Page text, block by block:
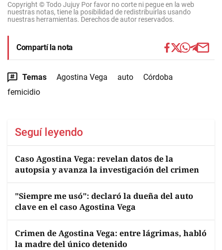
Copyright © Todo Jujuy Por favor no corte ni pegue en la web
nuestras notas, tiene la posibilidad de redistribuirlas usando
nuestras herramientas. Derechos de autor reservados.
Compartí la nota
Temas Agostina Vega auto
Córdoba
femicidio
Seguí leyendo
Caso Agostina Vega: revelan datos de la
autopsia y avanza la investigación del crimen
"Siempre me usó": declaró la dueña del auto
clave en el caso Agostina Vega
Crimen de Agostina Vega: entre lágrimas, habló
la madre del único detenido